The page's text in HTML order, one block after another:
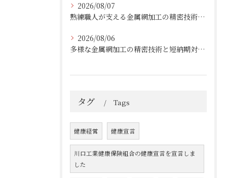
2026/08/07
熟練職人が支える金属網加工の精密技術と柔軟対応
2026/08/06
多様な金属網加工の精密技術と短納期対応の実例
タグ Tags
健康経営 健康宣言
川口工業健康保険組合の健康宣言を宣言しま
した